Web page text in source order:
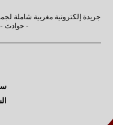
جريدة إلكترونية مغربية شاملة
- حوادث -